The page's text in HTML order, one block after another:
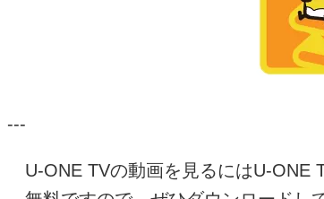
---
U-ONE TVの動画を見るにはU-ONE